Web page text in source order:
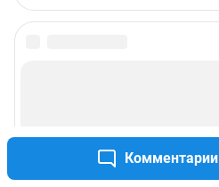
Комментарии